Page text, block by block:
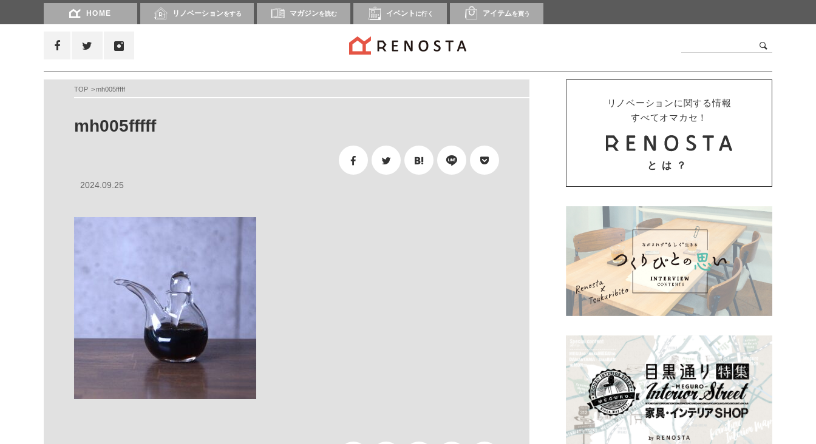
HOME リノベーションをする マガジンを読む イベント に行く アイテムを買う
TOP mh005fffff
mh005fffff
2024.09.25
リノベーションに関する情報
すべてオマカセ！
とは？